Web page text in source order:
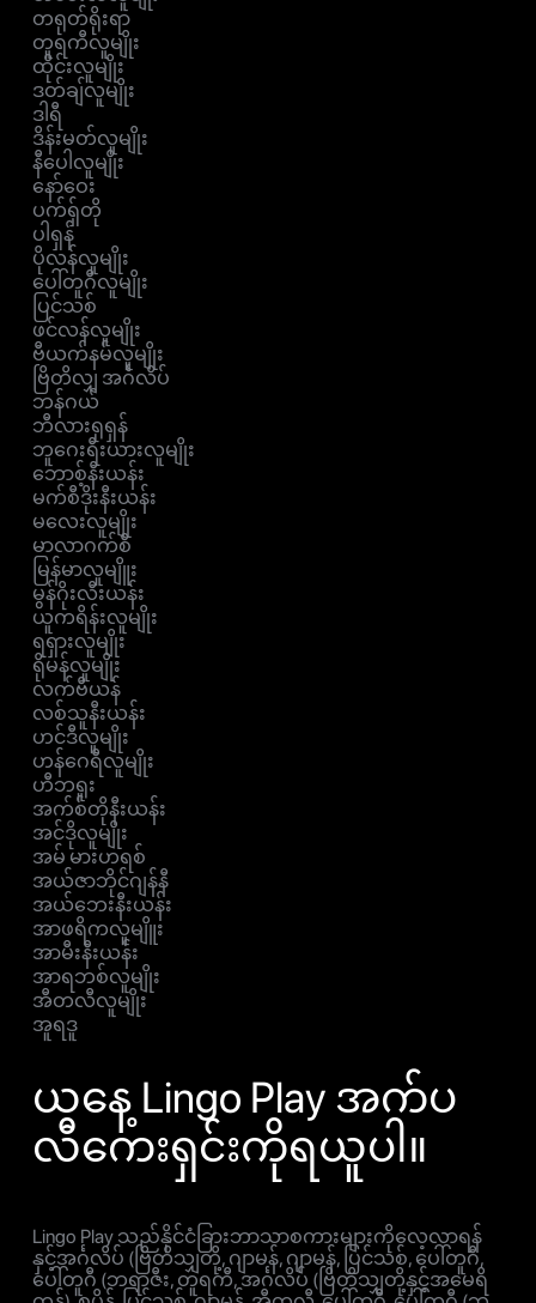
တရုတ်ရိုးရာ
တူရကီလူမျိုး
ထိုင်းလူမျိုး
ဒတ်ချ်လူမျိုး
ဒါရီ
ဒိန်းမတ်လူမျိုး
နီပေါလူမျိုး
နော်ဝေး
ပက်ရှ်တို
ပါရှန်
ပိုလန်လူမျိုး
ပေါ်တူဂီလူမျိုး
ပြင်သစ်
ဖင်လန်လူမျိုး
ဗီယက်နမ်လူမျိုး
ဗြိတိလျှ အင်္ဂလိပ်
ဘန်ဂယ်
ဘီလားရုရှန်
ဘူဂေးရီးယားလူမျိုး
ဘောစ့်နီးယန်း
မက်စီဒိုးနီးယန်း
မလေးလူမျိုး
မာလာဂက်စီ
မြန်မာလူမျိူး
မွန်ဂိုးလီးယန်း
ယူကရိန်းလူမျိုး
ရရှားလူမျိုး
ရိုမန်လူမျိုး
လက်ဗီယန်
လစ်သူနီးယန်း
ဟင်ဒီလူမျိုး
ဟန်ဂေရီလူမျိုး
ဟီဘရူး
အက်စ်တိုနီးယန်း
အင်ဒိုလူမျိုး
အမ် မားဟရစ်
အယ်ဇာဘိုင်ဂျန်နီ
အယ်ဘေးနီးယန်း
အာဖရိကလူမျိူး
အာမီးနီးယန်း
အာရဘစ်လူမျိုး
အီတလီလူမျိုး
အူရဒူ
ယနေ့ Lingo Play အက်ပ
လီကေးရှင်းကိုရယူပါ။
Lingo Play သည်နိုင်ငံခြားဘာသာစကားများကိုလေ့လာရန်
နှင့်အင်္ဂလိပ် (ဗြိတိသျှတို့, ဂျာမန်, ဂျာမန်, ပြင်သစ်, ပေါ်တူဂီ,
ပေါ်တူဂီ (ဘရာဇီး, တူရကီ, အင်္ဂလိပ် (ဗြိတိသျှတို့နှင့်အမေရိ